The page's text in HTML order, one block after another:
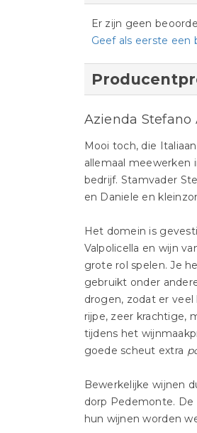
Er zijn geen
Geef als eerste een
Azienda Stefano
Mooi toch, die
allemaal meewerken
bedrijf. Stamvader
en Daniele en
Het domein is
Valpolicella en wijn
grote rol spelen. Je
gebruikt onder
drogen, zodat er
rijpe, zeer krachtige,
tijdens het
goede scheut extra
Bewerkelijke wijnen
dorp Pedemonte. De
hun wijnen worden